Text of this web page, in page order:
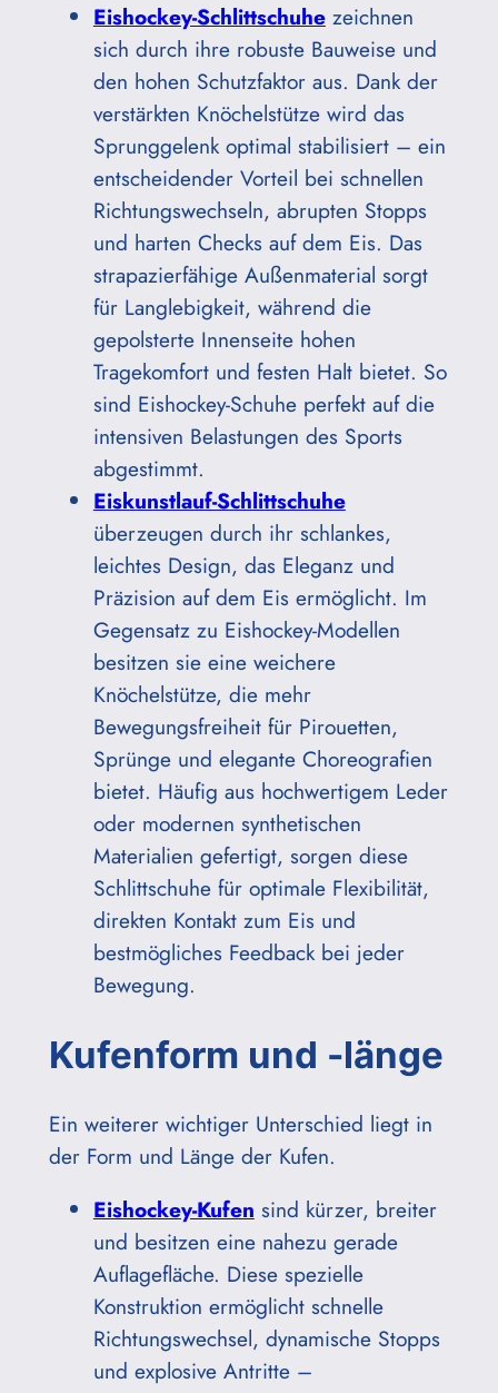
Eishockey-Schlittschuhezeichnen
sich durch ihre robuste Bauweise und
den hohen Schutzfaktor aus. Dank der
verstärkten Knöchelstütze wird das
Sprunggelenk optimal stabilisiert – ein
entscheidender Vorteil bei schnellen
Richtungswechseln, abrupten Stopps
und harten Checks auf dem Eis. Das
strapazierfähige Außenmaterial sorgt
für Langlebigkeit, während die
gepolsterte Innenseite hohen
Tragekomfort und festen Halt bietet. So
sind Eishockey-Schuhe perfekt auf die
intensiven Belastungen des Sports
abgestimmt.
Eiskunstlauf-Schlittschuhe
überzeugen durch ihr schlankes,
leichtes Design, das Eleganz und
Präzision auf dem Eis ermöglicht. Im
Gegensatz zu Eishockey-Modellen
besitzen sie eine weichere
Knöchelstütze, die mehr
Bewegungsfreiheit für Pirouetten,
Sprünge und elegante Choreografien
bietet. Häufig aus hochwertigem Leder
oder modernen synthetischen
Materialien gefertigt, sorgen diese
Schlittschuhe für optimale Flexibilität,
direkten Kontakt zum Eis und
bestmögliches Feedback bei jeder
Bewegung.
Kufenform und -länge
Ein weiterer wichtiger Unterschied liegt in
der Form und Länge der Kufen.
Eishockey-Kufen sind kürzer, breiter
und besitzen eine nahezu gerade
Auflagefläche. Diese spezielle
Konstruktion ermöglicht schnelle
Richtungswechsel, dynamische Stopps
und explosive Antritte –